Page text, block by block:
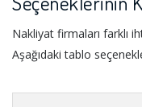
Nakliyat firmaları farklı
Aşağıdaki tablo